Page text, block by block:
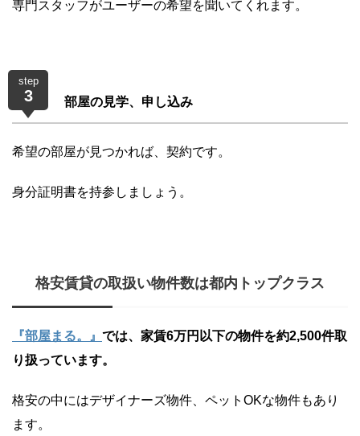
専門スタッフがユーザーの希望を聞いてくれます。
step
3 部屋の見学、申し込み
希望の部屋が見つかれば、契約です。
身分証明書を持参しましょう。
格安賃貸の取扱い物件数は都内トップクラス
『部屋まる。』 では、家賃6万円以下の物件を約2,500件取
り扱っています。
格安の中にはデザイナーズ物件、ペットOKな物件もあり
ます。